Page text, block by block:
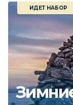
ИДЕТ НАБОР